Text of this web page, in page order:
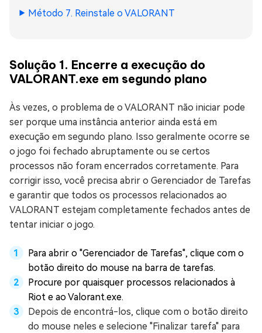
Método 7. Reinstale o VALORANT
Solução 1. Encerre a execução do
VALORANT.exe em segundo plano
Às vezes, o problema de o VALORANT não iniciar pode
ser porque uma instância anterior ainda está em
execução em segundo plano. Isso geralmente ocorre se
o jogo foi fechado abruptamente ou se certos
processos não foram encerrados corretamente. Para
corrigir isso, você precisa abrir o Gerenciador de Tarefas
e garantir que todos os processos relacionados ao
VALORANT estejam completamente fechados antes de
tentar iniciar o jogo.
Para abrir o "Gerenciador de Tarefas", clique com o
botão direito do mouse na barra de tarefas.
Procure por quaisquer processos relacionados à
Riot e ao Valorant.exe.
Depois de encontrá-los, clique com o botão direito
do mouse neles e selecione "Finalizar tarefa" para